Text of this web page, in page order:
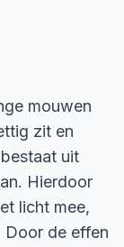
mouwen
zit en
uit
Hierdoor
licht mee,
de effen